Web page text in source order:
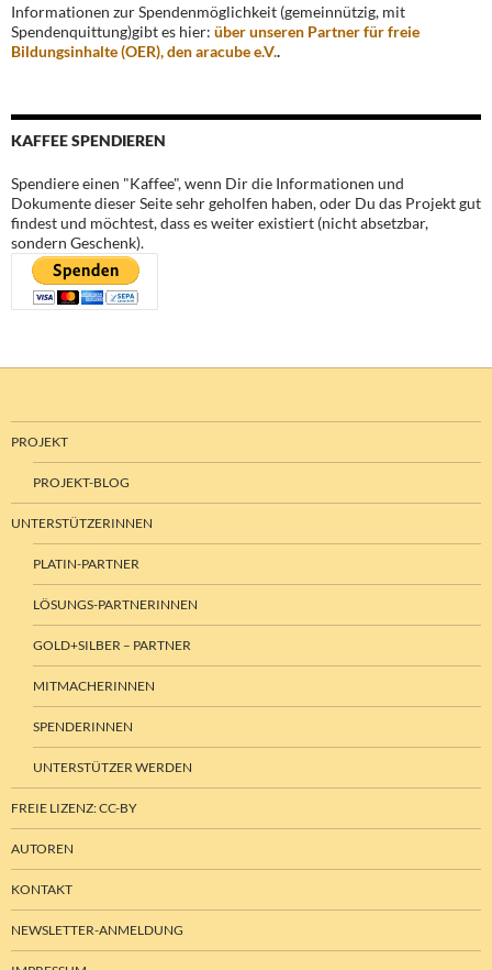
Informationen zur Spendenmöglichkeit (gemeinnützig, mit
Spendenquittung)gibt es hier: über unseren Partner für freie
Bildungsinhalte (OER), den aracube e.V..
KAFFEE SPENDIEREN
Spendiere einen "Kaffee", wenn Dir die Informationen und
Dokumente dieser Seite sehr geholfen haben, oder Du das Projekt gut
findest und möchtest, dass es weiter existiert (nicht absetzbar,
sondern Geschenk).
PROJEKT
PROJEKT-BLOG
UNTERSTÜTZERINNEN
PLATIN-PARTNER
LÖSUNGS-PARTNERINNEN
GOLD+SILBER – PARTNER
MITMACHERINNEN
SPENDERINNEN
UNTERSTÜTZER WERDEN
FREIE LIZENZ: CC-BY
AUTOREN
KONTAKT
NEWSLETTER-ANMELDUNG